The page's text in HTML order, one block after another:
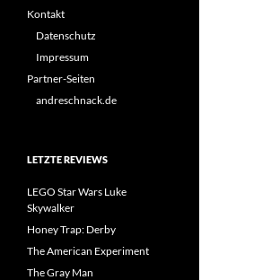
Kontakt
Datenschutz
Impressum
Partner-Seiten
andreschnack.de
LETZTE REVIEWS
LEGO Star Wars Luke
Skywalker
Honey Trap: Derby
The American Experiment
The Gray Man